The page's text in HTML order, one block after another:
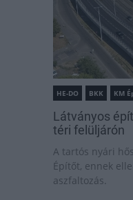
HE-DO BKK KM
Látványos
téri felüljárón
A tartós nyári
Építőt, ennek
aszfaltozás.